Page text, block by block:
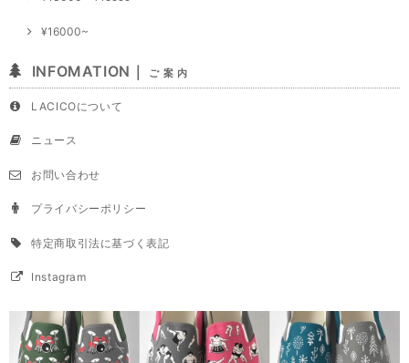
¥16000~
INFOMATION｜ ご 案 内
LACICOについて
ニュース
お問い合わせ
プライバシーポリシー
特定商取引法に基づく表記
Instagram